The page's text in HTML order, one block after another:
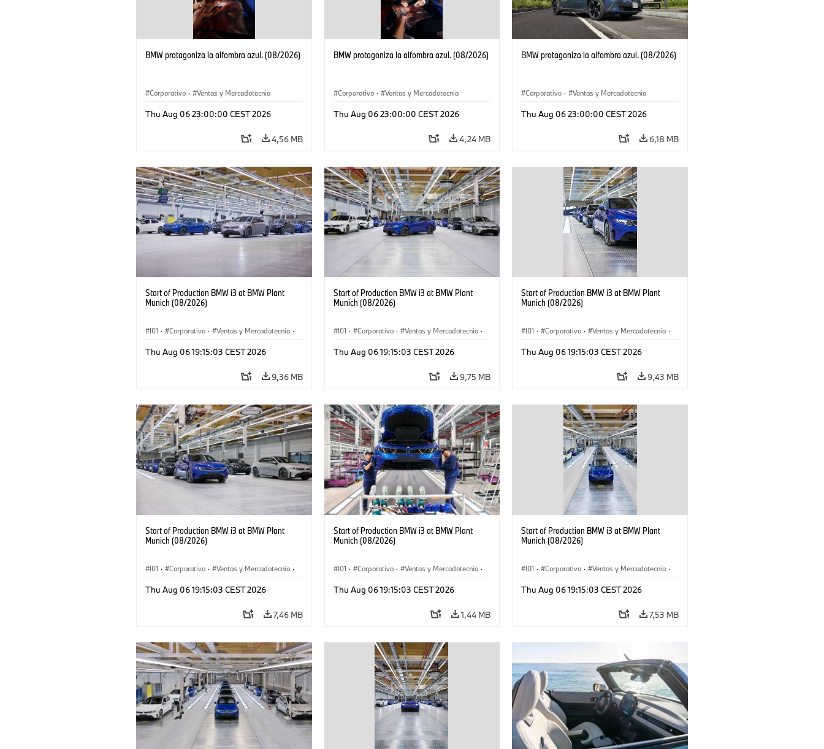
BMW protagoniza la alfombra azul. (08/2026)
Corporativo · Ventas y Mercadotecnia
Thu Aug 06 23:00:00 CEST 2026
4,56 MB
BMW protagoniza la alfombra azul. (08/2026)
Corporativo · Ventas y Mercadotecnia
Thu Aug 06 23:00:00 CEST 2026
4,24 MB
BMW protagoniza la alfombra azul. (08/2026)
Corporativo · Ventas y Mercadotecnia
Thu Aug 06 23:00:00 CEST 2026
6,18 MB
Start of Production BMW i3 at BMW Plant
Munich (08/2026)
I01 · Corporativo · Ventas y Mercadotecnia ·
Thu Aug 06 19:15:03 CEST 2026
9,36 MB
Start of Production BMW i3 at BMW Plant
Munich (08/2026)
I01 · Corporativo · Ventas y Mercadotecnia ·
Thu Aug 06 19:15:03 CEST 2026
9,75 MB
Start of Production BMW i3 at BMW Plant
Munich (08/2026)
I01 · Corporativo · Ventas y Mercadotecnia ·
Thu Aug 06 19:15:03 CEST 2026
9,43 MB
Start of Production BMW i3 at BMW Plant
Munich (08/2026)
I01 · Corporativo · Ventas y Mercadotecnia ·
Thu Aug 06 19:15:03 CEST 2026
7,46 MB
Start of Production BMW i3 at BMW Plant
Munich (08/2026)
I01 · Corporativo · Ventas y Mercadotecnia ·
Thu Aug 06 19:15:03 CEST 2026
1,44 MB
Start of Production BMW i3 at BMW Plant
Munich (08/2026)
I01 · Corporativo · Ventas y Mercadotecnia ·
Thu Aug 06 19:15:03 CEST 2026
7,53 MB